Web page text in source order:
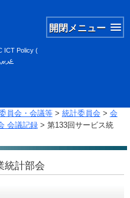
開閉メニュー
ICT Policy (
員会・会議等> 統計委員会 > 会
会議記録> 第133回サービス統
統計部会